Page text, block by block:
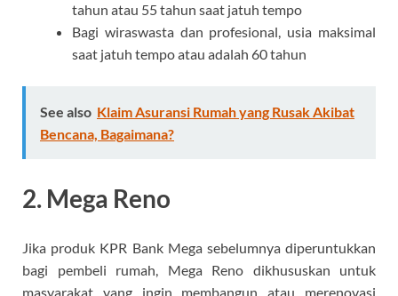
tahun atau 55 tahun saat jatuh tempo
Bagi wiraswasta dan profesional, usia maksimal
saat jatuh tempo atau adalah 60 tahun
See also Klaim Asuransi Rumah yang Rusak Akibat
Bencana, Bagaimana?
2. Mega Reno
Jika produk KPR Bank Mega sebelumnya diperuntukkan
bagi pembeli rumah, Mega Reno dikhususkan untuk
masyarakat yang ingin membangun atau merenovasi